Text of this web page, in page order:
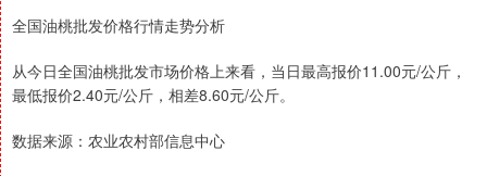
全国油桃批发价格行情走势分析
从今日全国油桃批发市场价格上来看，当日最高报价11.00元/公斤，
最低报价2.40元/公斤，相差8.60元/公斤。
数据来源：农业农村部信息中心